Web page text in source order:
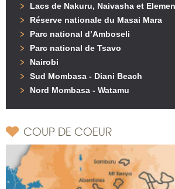
Lacs de Nakuru, Naivasha et
Réserve nationale du Masai Mara
Parc national d’Amboseli
Parc national de Tsavo
Nairobi
Sud Mombasa - Diani Beach
Nord Mombasa - Watamu
COUP DE COEUR